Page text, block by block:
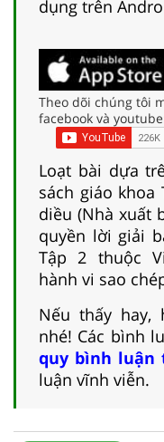
dụng trên
Theo dõi chúng tôi
facebook và
Loạt bài dựa
sách giáo khoa
diều (Nhà xuất
quyền lời giải
Tập 2 thuộc
hành vi sao
Nếu thấy hay,
nhé! Các bình
quy bình luận
luận vĩnh viễn.